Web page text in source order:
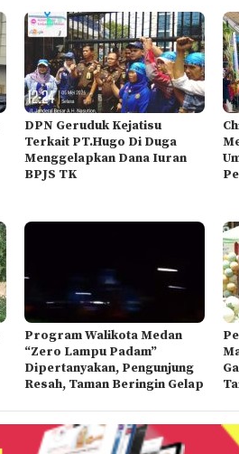
DPN Geruduk Kejatisu
Terkait PT.Hugo Di Duga
Menggelapkan Dana Iuran
BPJS TK
Program Walikota Medan
“Zero Lampu Padam”
Dipertanyakan, Pengunjung
Resah, Taman Beringin Gelap